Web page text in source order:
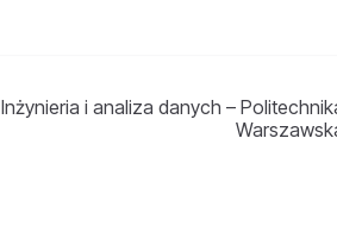
Inżynieria i analiza danych –